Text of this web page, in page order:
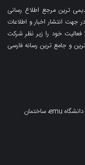
ترین مرجع اطلاع رسانی
فارسی زبان در قبرس فعالیت خود را از سال 2014 در جهت انتشار اخبار و اطلاعات
در حوزه های مختلف آغاز کرده و از آغاز سال 2019 فعالیت خود را زیر نظر شرکت
و جامع ترین رسانه فارسی
قبرس شمالی، فاماگوستا، خیابان سالامیس، جنب دانشگاه emu، ساختمان